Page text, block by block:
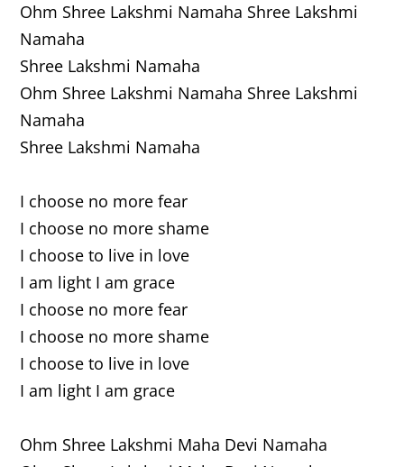
Ohm Shree Lakshmi Namaha Shree Lakshmi
Namaha
Shree Lakshmi Namaha
Ohm Shree Lakshmi Namaha Shree Lakshmi
Namaha
Shree Lakshmi Namaha
I choose no more fear
I choose no more shame
I choose to live in love
I am light I am grace
I choose no more fear
I choose no more shame
I choose to live in love
I am light I am grace
Ohm Shree Lakshmi Maha Devi Namaha